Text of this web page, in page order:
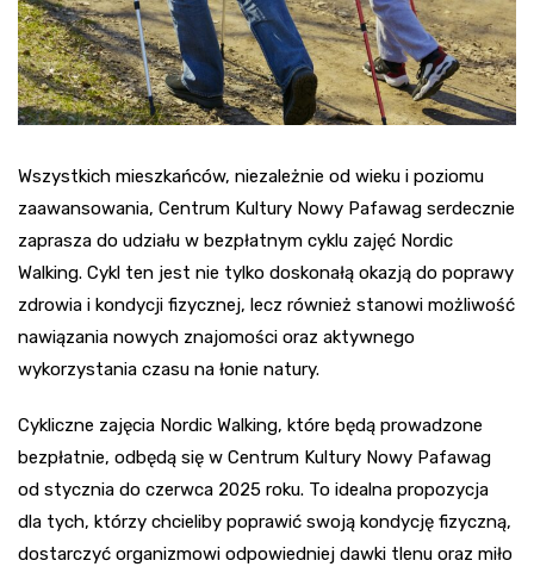
Wszystkich mieszkańców, niezależnie od wieku i poziomu
zaawansowania, Centrum Kultury Nowy Pafawag serdecznie
zaprasza do udziału w bezpłatnym cyklu zajęć Nordic
Walking. Cykl ten jest nie tylko doskonałą okazją do poprawy
zdrowia i kondycji fizycznej, lecz również stanowi możliwość
nawiązania nowych znajomości oraz aktywnego
wykorzystania czasu na łonie natury.
Cykliczne zajęcia Nordic Walking, które będą prowadzone
bezpłatnie, odbędą się w Centrum Kultury Nowy Pafawag
od stycznia do czerwca 2025 roku. To idealna propozycja
dla tych, którzy chcieliby poprawić swoją kondycję fizyczną,
dostarczyć organizmowi odpowiedniej dawki tlenu oraz miło